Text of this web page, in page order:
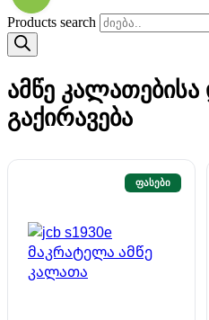
Products search
ამწე
გაქირავება
ᲤᲐᲡᲔᲑᲘ